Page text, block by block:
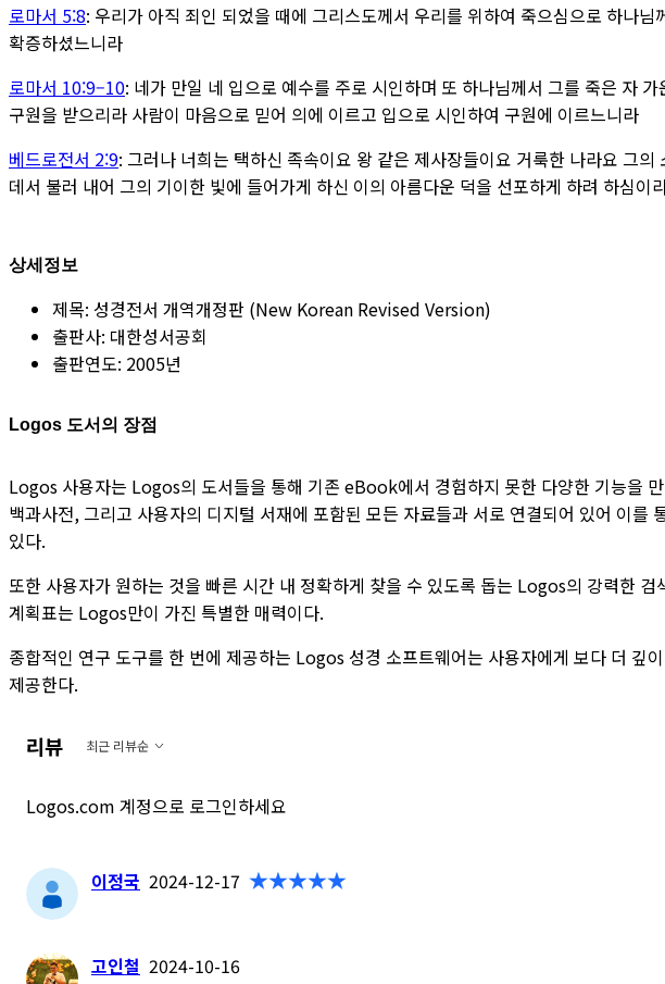
로마서 5:8: 우리가 아직 죄인 되었을 때에 그리스도께서 우리를 위하여 죽으심으로 하나님
확증하셨느니라
로마서 10:9–10: 네가 만일 네 입으로 예수를 주로 시인하며 또 하나님께서 그를 죽은 자
구원을 받으리라 사람이 마음으로 믿어 의에 이르고 입으로 시인하여 구원에 이르느니라
베드로전서 2:9: 그러나 너희는 택하신 족속이요 왕 같은 제사장들이요 거룩한 나라요 그
데서 불러 내어 그의 기이한 빛에 들어가게 하신 이의 아름다운 덕을 선포하게 하려 하심이
상세정보
제목: 성경전서 개역개정판 (New Korean Revised Version)
출판사: 대한성서공회
출판연도: 2005년
Logos 도서의 장점
Logos 사용자는 Logos의 도서들을 통해 기존 eBook에서 경험하지 못한 다양한 기능을
백과사전, 그리고 사용자의 디지털 서재에 포함된 모든 자료들과 서로 연결되어 있어 이를
있다.
또한 사용자가 원하는 것을 빠른 시간 내 정확하게 찾을 수 있도록 돕는 Logos의 강력한
계획표는 Logos만이 가진 특별한 매력이다.
종합적인 연구 도구를 한 번에 제공하는 Logos 성경 소프트웨어는 사용자에게 보다 더 깊
제공한다.
리뷰 최근 리뷰순
Logos.com 계정으로 로그인하세요
이정국 2024-12-17
고인철 2024-10-16